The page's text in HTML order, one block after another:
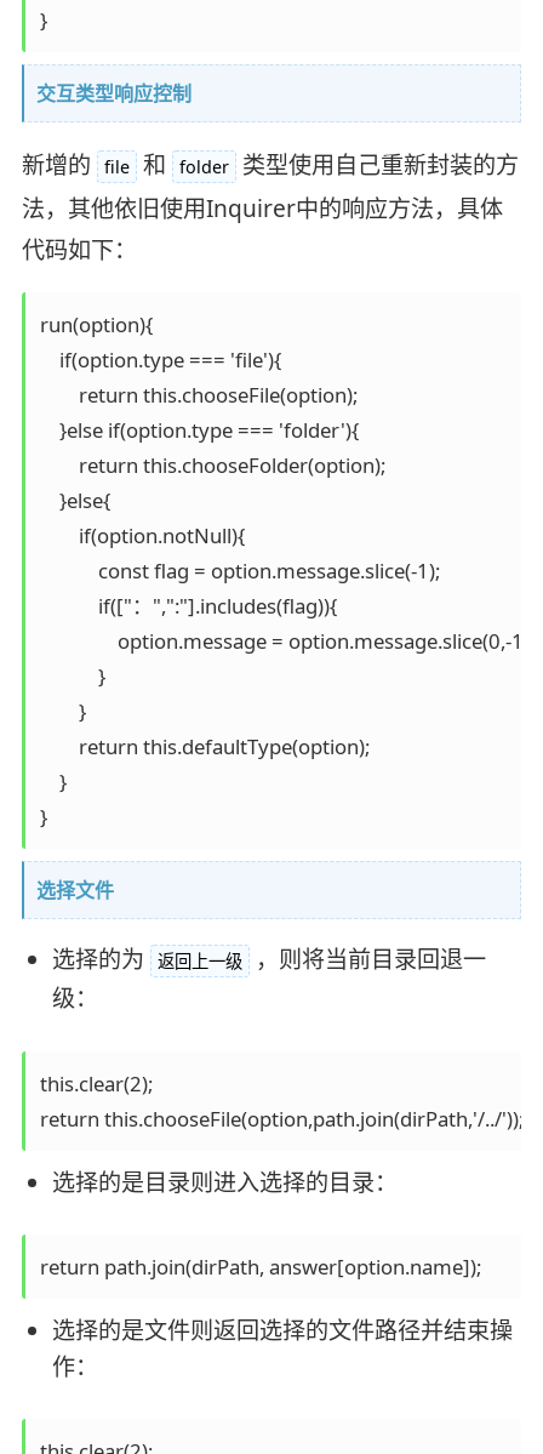
}
交互类型响应控制
新增的 file 和 folder
类型使用自己重新封装的方
法，其他依旧使用Inquirer中的响应方法，具体
代码如下：
run(option){
    if(option.type === 'file'){
        return this.chooseFile(option);
    }else if(option.type === 'folder'){
        return this.chooseFolder(option);
    }else{
        if(option.notNull){
            const flag = option.message.slice(-1);
            if(["：",":"].includes(flag)){
option.message = option.message.slice(0,-1)
            }
        }
        return this.defaultType(option);
    }
}
选择文件
选择的为 返回上一级
，则将当前目录回退一
级：
this.clear(2);
return this.chooseFile(option,path.join(dirPath,'/../'));
选择的是目录则进入选择的目录：
return path.join(dirPath, answer[option.name]);
选择的是文件则返回选择的文件路径并结束操
作：